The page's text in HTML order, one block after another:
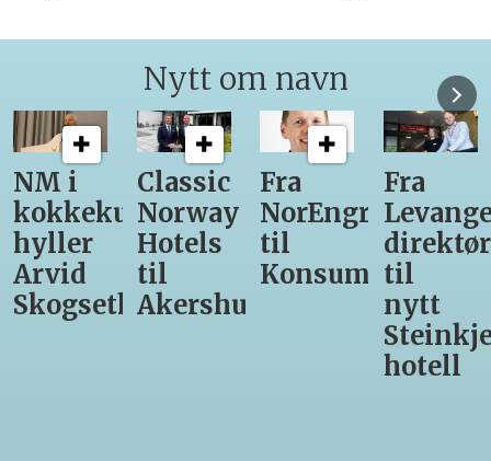
Nytt om navn
Classic
Norway
Hotels
til
Akershus
Fra
NorEngros
til
Konsumgruppen
Fra
Levanger-
direktør
til
Steinkjer-
12
får
være
med
Asko